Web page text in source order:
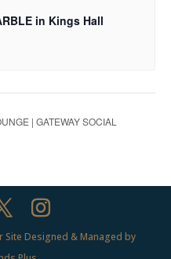
in Kings Hall
| GATEWAY SOCIAL
Site Designed & Managed by